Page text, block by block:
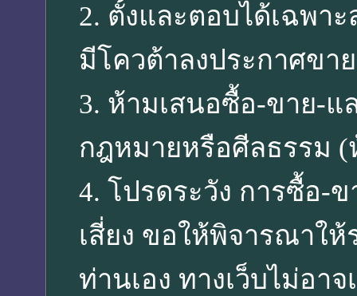
2. ตั้งและตอบได้เฉพา
มีโควต้าลงประกาศขา
3. ห้ามเสนอซื้อ-ขาย-
กฎหมายหรือศีลธรรม
4. โปรดระวัง การซื้อ-
เสี่ยง ขอให้พิจารณาใ
ท่านเอง ทางเว็บไม่อา